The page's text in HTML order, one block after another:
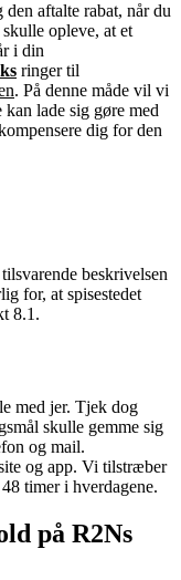
aftalte rabat, når du
opleve, at et
i din
ringer til
. På denne måde vil vi
lade sig gøre med
dig for den
beskrivelsen
for, at spisestedet
8.1.
med jer. Tjek dog
skulle gemme sig
og mail.
og app. Vi tilstræber
timer i hverdagene.
på R2Ns